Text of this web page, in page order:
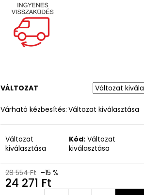
VÁLTOZAT
Várható kézbesítés: Változat kiválasztása
Változat
kiválasztása
Kód: Változat
kiválasztása
28 554 Ft –15 %
24 271 Ft